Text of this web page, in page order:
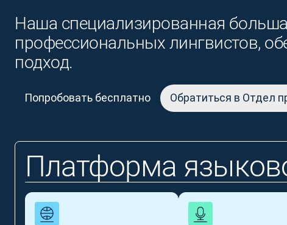
Наша специализированная
профессиональных лингвистов,
подход.
Попробовать бесплатно Обратиться в Отдел
Платформа